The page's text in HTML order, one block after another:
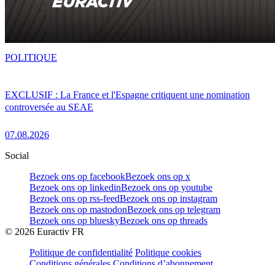
EXCLUSIF : La France et l'Espagne critiquent une nomination
controversée au SEAE
07.08.2026
POLITIQUE
Social
Bezoek ons op facebookBezoek ons op x
Bezoek ons op linkedinBezoek ons op youtube
Bezoek ons op rss-feedBezoek ons op instagram
Bezoek ons op mastodonBezoek ons op telegram
Bezoek ons op blueskyBezoek ons op threads
© 2026 Euractiv FR
Politique de confidentialité Politique cookies